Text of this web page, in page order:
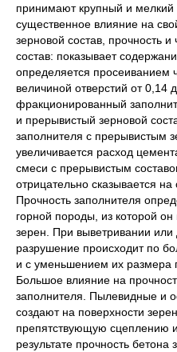
принимают крупный и
существенное влияние на
зерновой состав, прочность
состав: показывает
определяется просеиванием
величиной отверстий от
фракционированный
и прерывистый зерновой
заполнителя с прерывистым
увеличивается расход
смеси с прерывистым
отрицательно сказывается на
Прочность заполнителя
горной породы, из которой
зерен. При выветривании
разрушение происходит по
и с уменьшением их размера
Большое влияние на
заполнителя. Пылевидные и
создают на поверхности
препятствующую сцеплению
результате прочность бетона